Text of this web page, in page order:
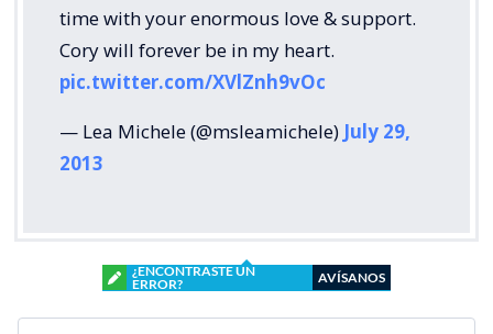
time with your enormous love & support.
Cory will forever be in my heart.
pic.twitter.com/XVlZnh9vOc
— Lea Michele (@msleamichele) July 29,
2013
¿ENCONTRASTE UN
ERROR?
AVÍSANOS